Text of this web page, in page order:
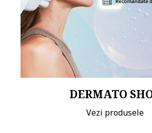
DERMATO
Vezi produsele